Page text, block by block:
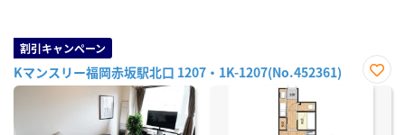
割引キャンペーン
Kマンスリー福岡赤坂駅北口 1207・1K-1207(No.452361)
お気